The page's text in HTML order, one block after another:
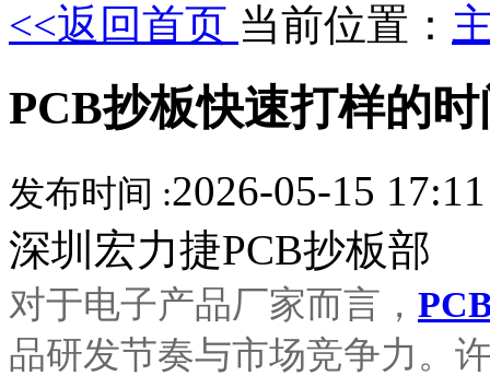
<<返回首页 当前位置：
PCB抄板快速打样的
发布时间 :2026-05-15
深圳宏力捷PCB抄板部
对于电子产品厂家而言，
品研发节奏与市场竞争力。